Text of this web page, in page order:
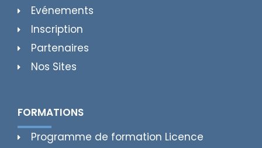
Evénements
Inscription
Partenaires
Nos Sites
FORMATIONS
Programme de formation Licence